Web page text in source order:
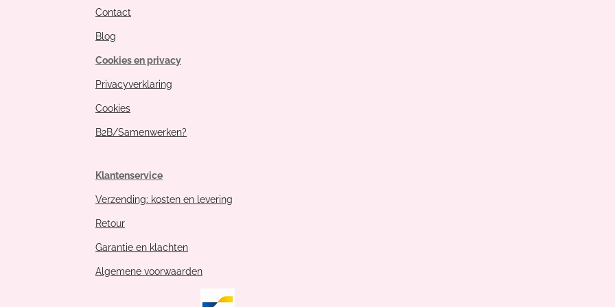
Contact
Blog
Cookies en privacy
Privacyverklaring
Cookies
B2B/Samenwerken?
Klantenservice
Verzending: kosten en levering
Retour
Garantie en klachten
Algemene voorwaarden